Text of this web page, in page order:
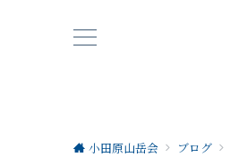
小田原山岳会 ブログ